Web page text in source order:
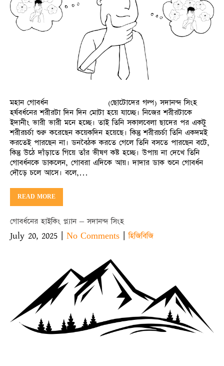
মহান গোবর্ধন (ছোটোদের গল্প) সদানন্দ সিংহ
হর্ষবর্ধনের শরীরটা দিন দিন মোটা হয়ে যাচ্ছে। নিজের শরীরটাকে
ইদানীং ভারী ভারী মনে হচ্ছে। তাই তিনি সকালবেলা ছাদের পর একটু
শরীরচর্চা শুরু করেছেন কয়েকদিন হয়েছে। কিন্তু শরীরচর্চা তিনি একদমই
করতেই পারছেন না। ডনবৈঠক করতে গেলে তিনি বসতে পারছেন বটে,
কিন্তু উঠে দাঁড়াতে গিয়ে তাঁর ভীষণ কষ্ট হচ্ছে। উপায় না দেখে তিনি
গোবর্ধনকে ডাকলেন, গোবরা এদিকে আয়। দাদার ডাক শুনে গোবর্ধন
দৌড়ে চলে আসে। বলে,…
READ MORE
গোবর্ধনের হাইকিং প্ল্যান – সদানন্দ সিংহ
July 20, 2025 | No Comments |হিজিবিজি